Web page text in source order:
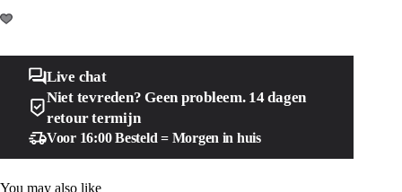
Live chat
Niet tevreden? Geen probleem. 14 dagen
retour termijn
Voor 16:00 Besteld = Morgen in huis
You may also like